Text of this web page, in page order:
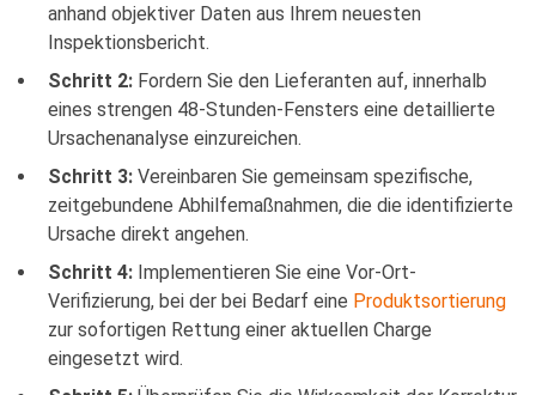
anhand objektiver Daten aus Ihrem neuesten
Inspektionsbericht.
Schritt 2: Fordern Sie den Lieferanten auf, innerhalb
eines strengen 48-Stunden-Fensters eine detaillierte
Ursachenanalyse einzureichen.
Schritt 3: Vereinbaren Sie gemeinsam spezifische,
zeitgebundene Abhilfemaßnahmen, die die identifizierte
Ursache direkt angehen.
Schritt 4: Implementieren Sie eine Vor-Ort-
Verifizierung, bei der bei Bedarf eine Produktsortierung
zur sofortigen Rettung einer aktuellen Charge
eingesetzt wird.